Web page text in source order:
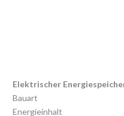
Elektrischer
Bauart
Energieinhalt